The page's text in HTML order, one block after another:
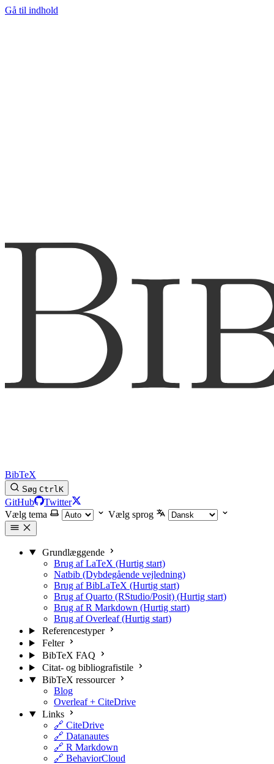
Gå til indhold
BibTeX
Søg CtrlK
GitHub
Twitter
Vælg tema
Vælg sprog
Grundlæggende
Brug af LaTeX (Hurtig start)
Natbib (Dybdegående vejledning)
Brug af BibLaTeX (Hurtig start)
Brug af Quarto (RStudio/Posit) (Hurtig start)
Brug af R Markdown (Hurtig start)
Brug af Overleaf (Hurtig start)
Referencestyper
Felter
BibTeX FAQ
Citat- og bibliografistile
BibTeX ressourcer
Blog
Overleaf + CiteDrive
Links
🔗 CiteDrive
🔗 Datanautes
🔗 R Markdown
🔗 BehaviorCloud